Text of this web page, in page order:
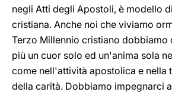
negli Atti degli Apostoli, è modello
cristiana. Anche noi che viviamo
Terzo Millennio cristiano dobbiamo
più un cuor solo ed un'anima sola
come nell'attività apostolica e nella
della carità. Dobbiamo impegnarci